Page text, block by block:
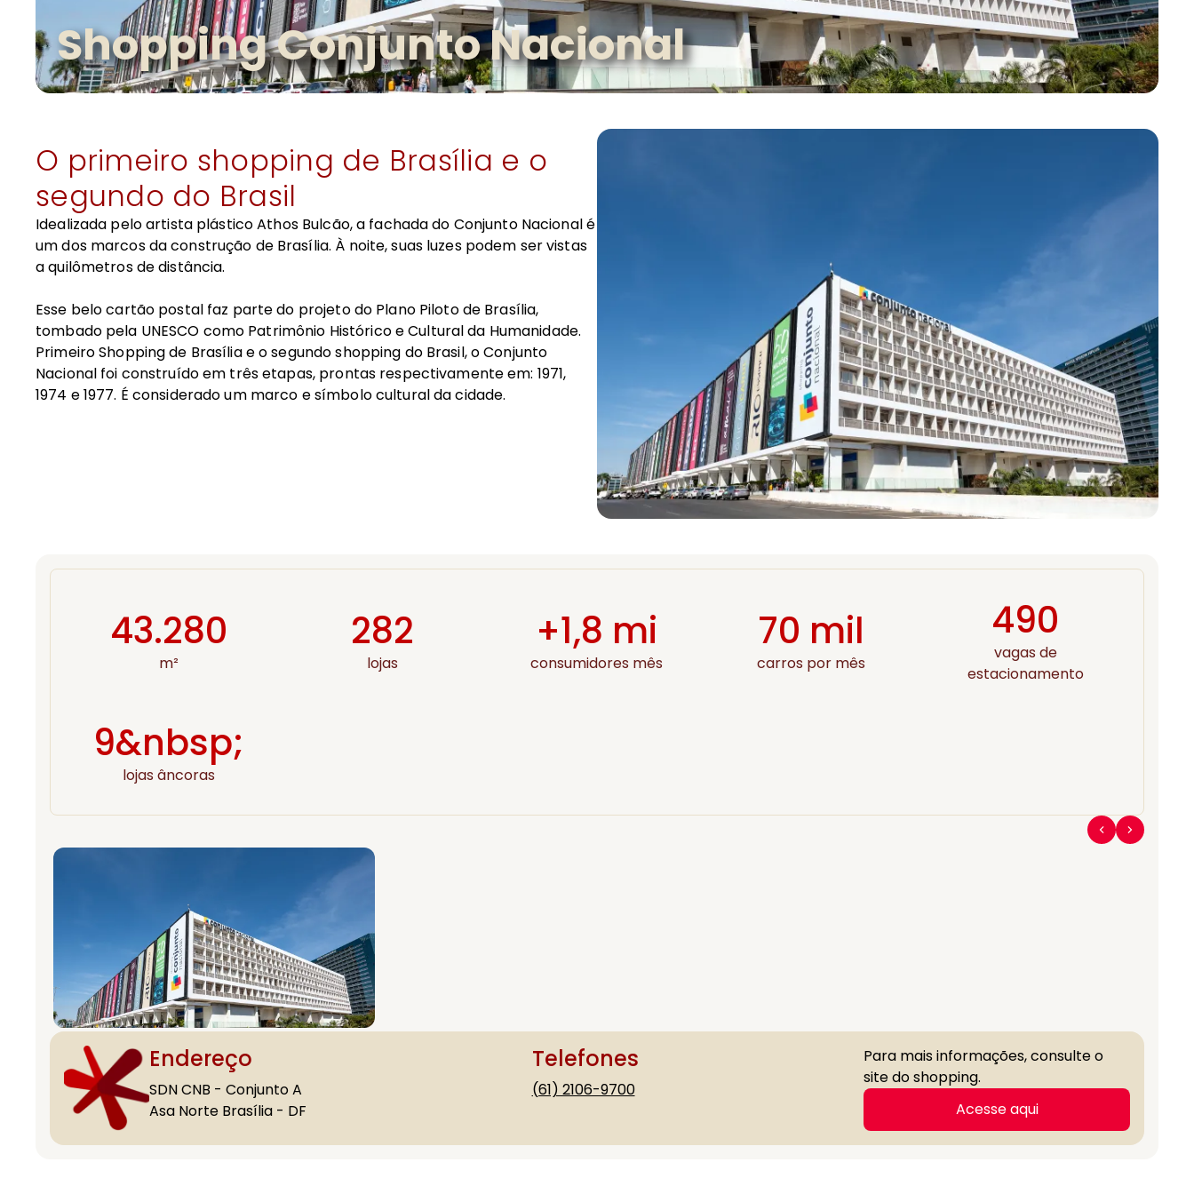
Shopping Conjunto Nacional
O primeiro shopping de Brasília e o
segundo do Brasil
Idealizada pelo artista plástico Athos Bulcão, a fachada do Conjunto Nacional é
um dos marcos da construção de Brasília. À noite, suas luzes podem ser vistas
a quilômetros de distância.
Esse belo cartão postal faz parte do projeto do Plano Piloto de Brasília,
tombado pela UNESCO como Patrimônio Histórico e Cultural da Humanidade.
Primeiro Shopping de Brasília e o segundo shopping do Brasil, o Conjunto
Nacional foi construído em três etapas, prontas respectivamente em: 1971,
1974 e 1977. É considerado um marco e símbolo cultural da cidade.
43.280
m²
282
lojas
+1,8 mi
consumidores mês
70 mil
carros por mês
490
vagas de
estacionamento
9&nbsp;
lojas âncoras
Endereço
SDN CNB - Conjunto A
Asa Norte Brasília - DF
Telefones
(61) 2106-9700
Para mais informações, consulte o
site do shopping.
Acesse aqui